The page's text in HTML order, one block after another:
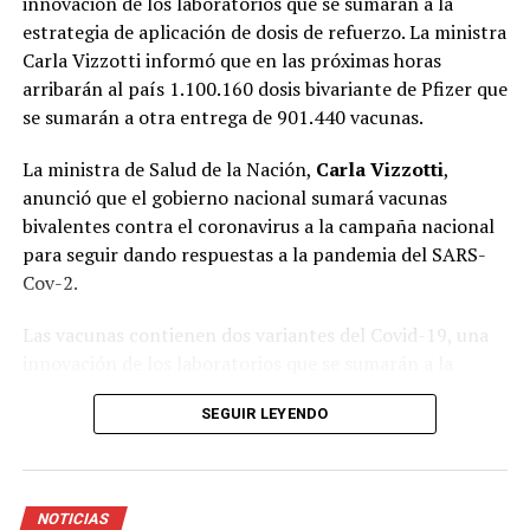
estrategia de aplicación de dosis de refuerzo. La ministra
Carla Vizzotti informó que en las próximas horas
arribarán al país 1.100.160 dosis bivariante de Pfizer que
se sumarán a otra entrega de 901.440 vacunas.
La ministra de Salud de la Nación, Carla Vizzotti,
anunció que el gobierno nacional sumará vacunas
bivalentes contra el coronavirus a la campaña nacional
para seguir dando respuestas a la pandemia del SARS-
Cov-2.
Las vacunas contienen dos variantes del Covid-19, una
estrategia de aplicación de dosis de refuerzo. La titular
de la cartera sanitaria informó que en las próximas
Pfizer que se sumarán a otra entrega de 901.440
vacunas.
SEGUIR LEYENDO
NOTICIAS